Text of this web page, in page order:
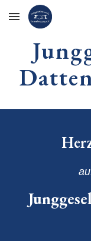
Skip to main content